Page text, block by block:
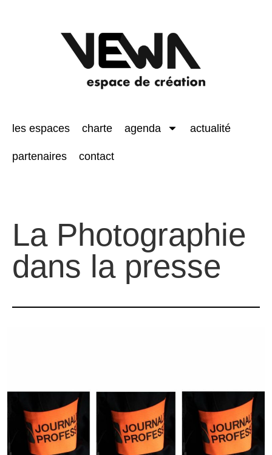
les espaces charte agenda actualité
partenaires contact
La Photographie
dans la presse